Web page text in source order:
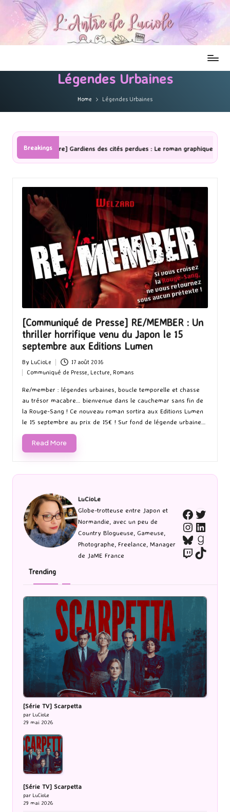
Légendes Urbaines
Home Légendes Urbaines
Breakings
[Lecture] Gardiens des cités perdues : Le roman graphique Tome 1 Partie 2
[Communiqué de Presse] RE/MEMBER : Un
thriller horrifique venu du Japon le 15
septembre aux Editions Lumen
Posted
by
By LuCioLe 17 août 2016
in
Communiqué de Presse, Lecture, Romans
Re/member : légendes urbaines, boucle temporelle et chasse
au trésor macabre… bienvenue dans le cauchemar sans fin de
la Rouge-Sang ! Ce nouveau roman sortira aux Editions Lumen
le 15 septembre au prix de 15€ ! Sur fond de légende urbaine…
Read More
LuCioLe
Globe-trotteuse entre Japon et
Normandie, avec un peu de
Country Blogueuse, Gameuse,
Photographe, Freelance, Manager
de JaME France
Bluesky
TwitchTikTok
Trending
[Série TV] Scarpetta
par LuCioLe
29 mai 2026
[Série TV] Scarpetta
par LuCioLe
29 mai 2026